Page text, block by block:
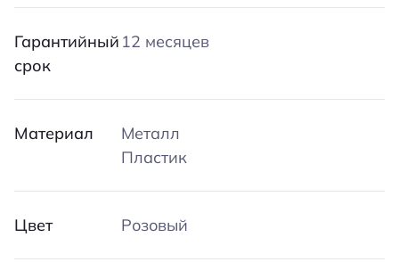
Гарантийный
срок
12 месяцев
Материал
Металл
Пластик
Цвет Розовый